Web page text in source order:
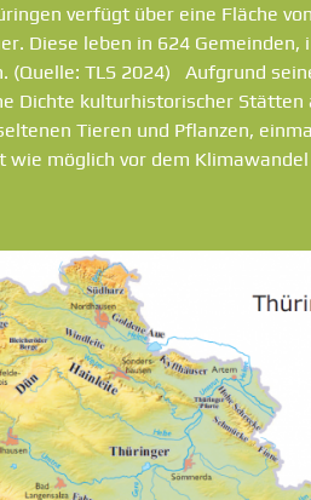
verfügt über eine Fläche
Diese leben in 624 Gemeinden,
(Quelle: TLS 2024) Aufgrund
Dichte kulturhistorischer
Tieren und Pflanzen,
wie möglich vor dem Klimawandel